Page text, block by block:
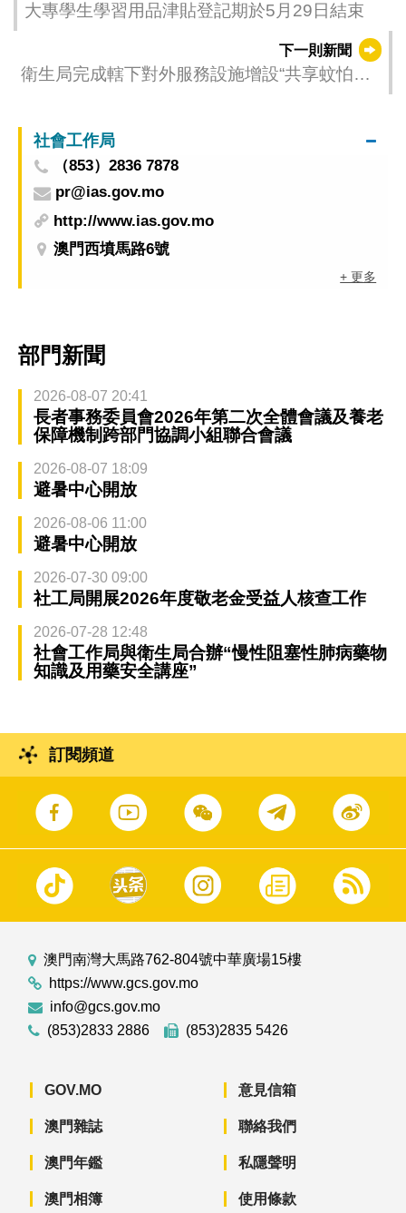
大專學生學習用品津貼登記期於5月29日結束
下一則新聞
衛生局完成轄下對外服務設施增設“共享蚊怕水”
措施
社會工作局
（853）2836 7878
pr@ias.gov.mo
http://www.ias.gov.mo
澳門西墳馬路6號
+ 更多
部門新聞
2026-08-07 20:41
長者事務委員會2026年第二次全體會議及養老
保障機制跨部門協調小組聯合會議
2026-08-07 18:09
避暑中心開放
2026-08-06 11:00
避暑中心開放
2026-07-30 09:00
社工局開展2026年度敬老金受益人核查工作
2026-07-28 12:48
社會工作局與衛生局合辦“慢性阻塞性肺病藥物
知識及用藥安全講座”
訂閱頻道
澳門南灣大馬路762-804號中華廣場15樓
https://www.gcs.gov.mo
info@gcs.gov.mo
(853)2833 2886
(853)2835 5426
GOV.MO
澳門雜誌
澳門年鑑
澳門相簿
意見信箱
聯絡我們
私隱聲明
使用條款